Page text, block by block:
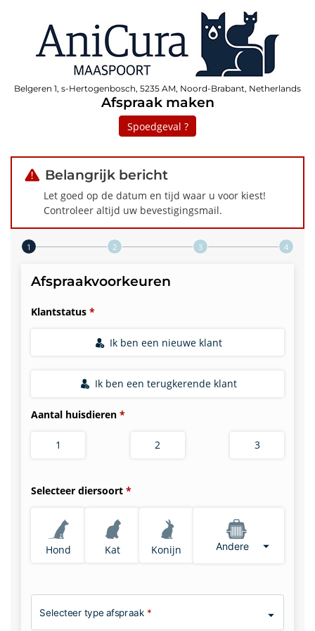
Belgeren 1, s-Hertogenbosch, 5235 AM, Noord-Brabant, Netherlands
Afspraak maken
Spoedgeval ?
Belangrijk bericht
Let goed op de datum en tijd waar u voor kiest!
Controleer altijd uw bevestigingsmail.
Step 1 of 4
Afspraakvoorkeuren
Klantstatus
Ik ben een nieuwe klant
Ik ben een terugkerende klant
Aantal huisdieren
1 2 3
Selecteer diersoort
Hond Kat Konijn Andere
Selecteer type afspraak *